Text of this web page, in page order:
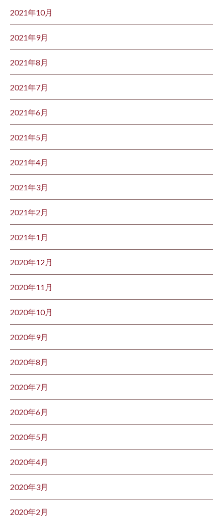
2021年10月
2021年9月
2021年8月
2021年7月
2021年6月
2021年5月
2021年4月
2021年3月
2021年2月
2021年1月
2020年12月
2020年11月
2020年10月
2020年9月
2020年8月
2020年7月
2020年6月
2020年5月
2020年4月
2020年3月
2020年2月